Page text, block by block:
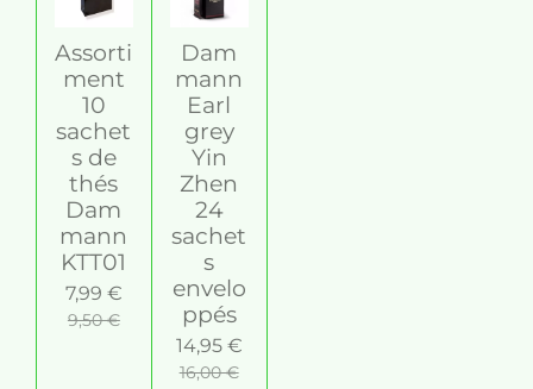
Assorti
ment
10
sachet
s de
thés
Dam
mann
KTT01
7,99 €
9,50 €
Dam
mann
Earl
grey
Yin
Zhen
24
sachet
s
envelo
ppés
14,95 €
16,00 €